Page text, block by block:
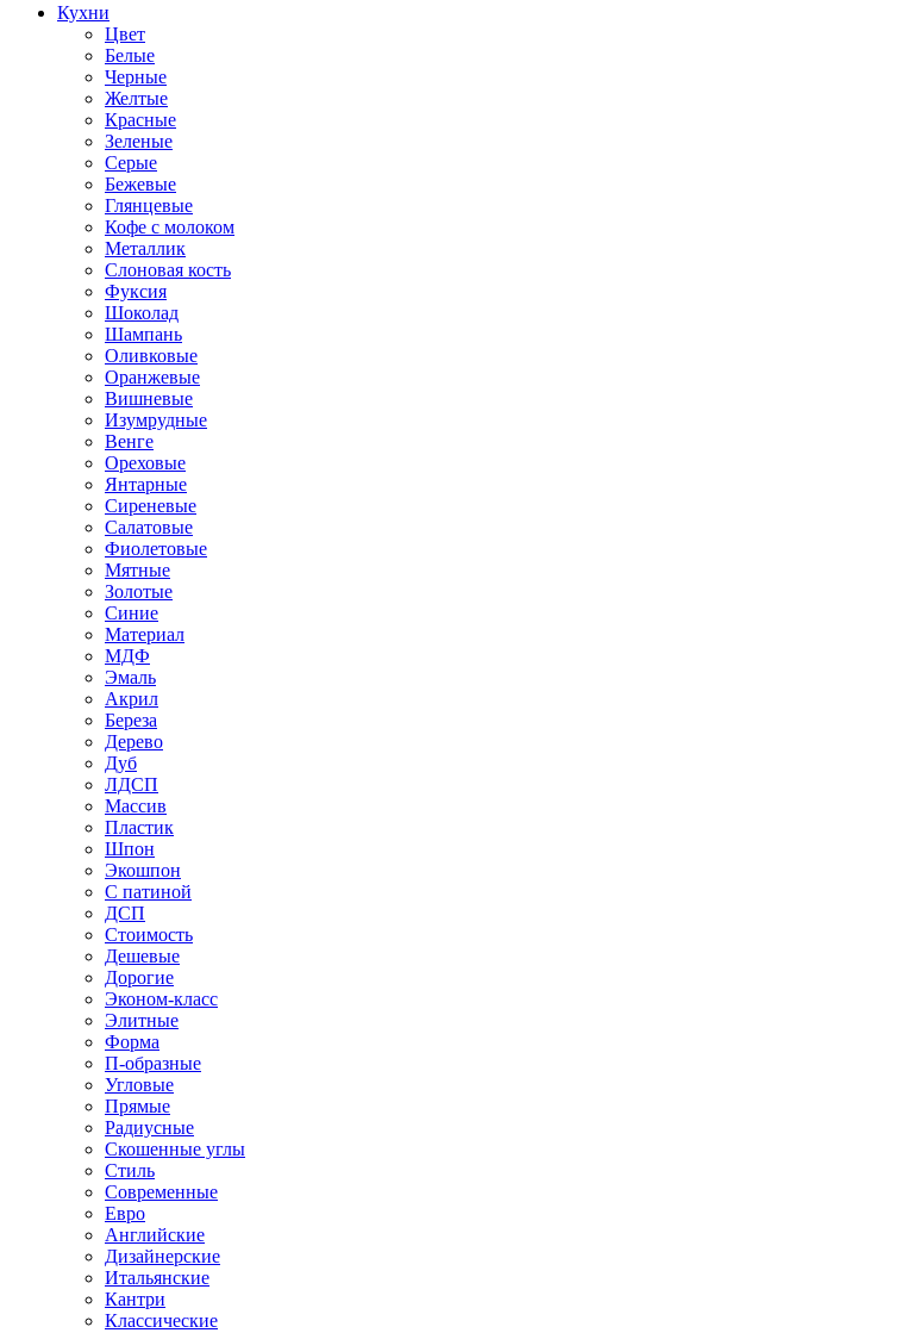
Кухни
Цвет
Белые
Черные
Желтые
Красные
Зеленые
Серые
Бежевые
Глянцевые
Кофе с молоком
Металлик
Слоновая кость
Фуксия
Шоколад
Шампань
Оливковые
Оранжевые
Вишневые
Изумрудные
Венге
Ореховые
Янтарные
Сиреневые
Салатовые
Фиолетовые
Мятные
Золотые
Синие
Материал
МДФ
Эмаль
Акрил
Береза
Дерево
Дуб
ЛДСП
Массив
Пластик
Шпон
Экошпон
С патиной
ДСП
Стоимость
Дешевые
Дорогие
Эконом-класс
Элитные
Форма
П-образные
Угловые
Прямые
Радиусные
Скошенные углы
Стиль
Современные
Евро
Английские
Дизайнерские
Итальянские
Кантри
Классические